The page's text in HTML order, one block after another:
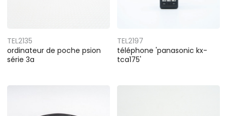
TEL2135
ordinateur de poche psion
série 3a
TEL2197
téléphone 'panasonic kx-
tca175'